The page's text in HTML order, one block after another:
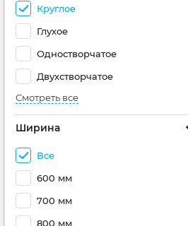
Круглое
Глухое
Одностворчатое
Двухстворчатое
Смотреть все
Ширина
Все
600 мм
700 мм
800 мм